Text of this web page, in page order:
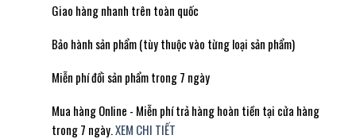
Giao hàng nhanh trên toàn quốc
Bảo hành sản phẩm (tùy thuộc vào từng loại sản phẩm)
Miễn phí đổi sản phẩm trong 7 ngày
Mua hàng Online - Miễn phí trả hàng hoàn tiền tại cửa hàng
trong 7 ngày.XEM CHI TIẾT